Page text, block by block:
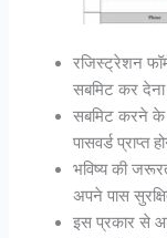
रजिस्ट्रेशन
सबमिट कर देना
सबमिट करने के
पासवर्ड प्राप्त
भविष्य की
अपने पास
इस प्रकार से